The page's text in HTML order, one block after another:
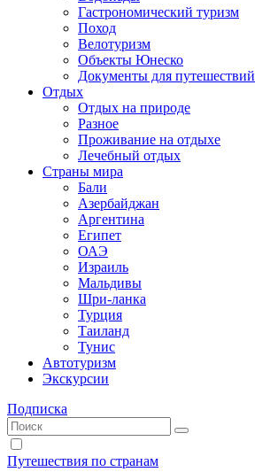
Гастрономический туризм
Поход
Велотуризм
Объекты Юнеско
Документы для путешествий
Отдых
Отдых на природе
Разное
Проживание на отдыхе
Лечебный отдых
Страны мира
Бали
Азербайджан
Аргентина
Египет
ОАЭ
Израиль
Мальдивы
Шри-ланка
Турция
Таиланд
Тунис
Автотуризм
Экскурсии
Подписка
Путешествия по странам